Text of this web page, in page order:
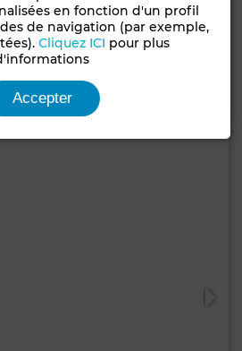
3 Ch. 3 Sdb.
Appelez
en fonction d'un profil
de navigation (par exemple,
Cliquez ICI pour plus
Accepter